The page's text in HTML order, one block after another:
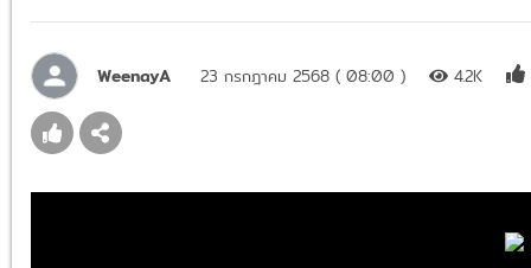
WeenayA 23 กรกฎาคม 2568 ( 08:00 ) 4.2K